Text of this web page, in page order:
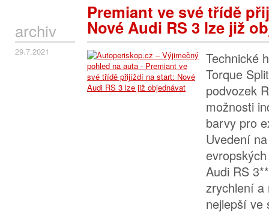
Premiant ve své třídě
Nové Audi RS 3 lze již
archiv
29.7.2021
Technické
Torque
podvozek
možnosti
barvy pro
Uvedení
Audi RS
zrychlení a
nejlepší